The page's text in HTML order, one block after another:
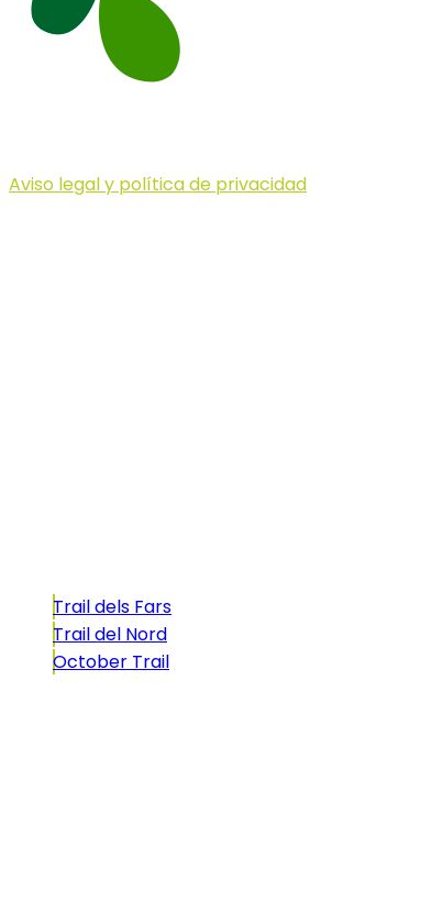
Aviso legal y política de privacidad
Trail dels Fars
Trail del Nord
October Trail